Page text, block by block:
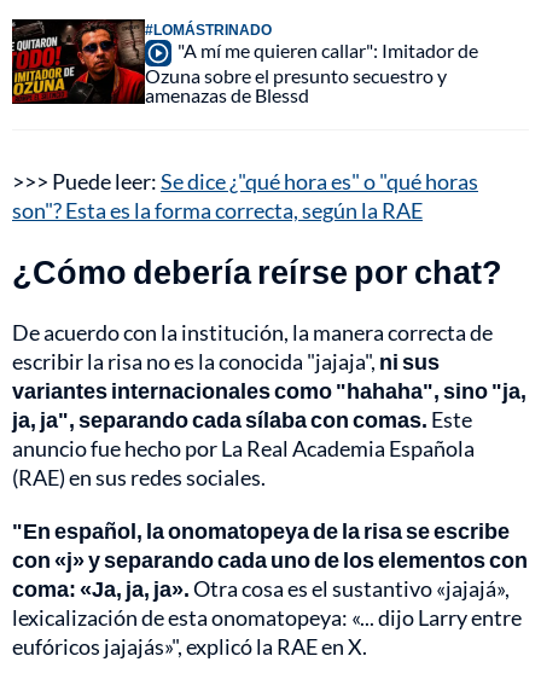
#LOMÁSTRINADO
"A mí me quieren callar": Imitador de
Ozuna sobre el presunto secuestro y
amenazas de Blessd
>>> Puede leer:Se dice ¿"qué hora es" o "qué horas
son"? Esta es la forma correcta, según la RAE
¿Cómo debería reírse por chat?
De acuerdo con la institución, la manera correcta de
escribir la risa no es la conocida "jajaja", ni sus
variantes internacionales como "hahaha", sino "ja,
ja, ja", separando cada sílaba con comas. Este
anuncio fue hecho por La Real Academia Española
(RAE) en sus redes sociales.
"En español, la onomatopeya de la risa se escribe
con «j» y separando cada uno de los elementos con
coma: «Ja, ja, ja».Otra cosa es el sustantivo «jajajá»,
lexicalización de esta onomatopeya: «... dijo Larry entre
eufóricos jajajás»", explicó la RAE en X.